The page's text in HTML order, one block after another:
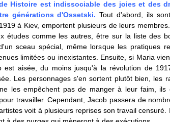
Histoire est indissociable des joies et des
générations d'Ossetski. Tout d'abord, ils
à Kiev, emportent plusieurs de leurs
études comme les autres, être sur la liste des
sceau spécial, même lorsque les pratiques
limitées ou inexistantes. Ensuite, si Maria
est aisée, du moins jusqu'à la révolution de
Les personnages s'en sortent plutôt bien, les
les empêchent pas de manger à leur faim,
travailler. Cependant, Jacob passera de
voit à plusieurs reprises son travail